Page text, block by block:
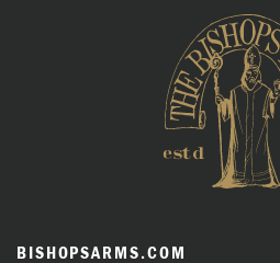
BISHOPSARMS.COM